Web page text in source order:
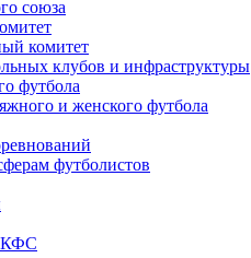
союза
комитет
клубов и инфраструктуры
футбола
и женского футбола
футболистов
КФС